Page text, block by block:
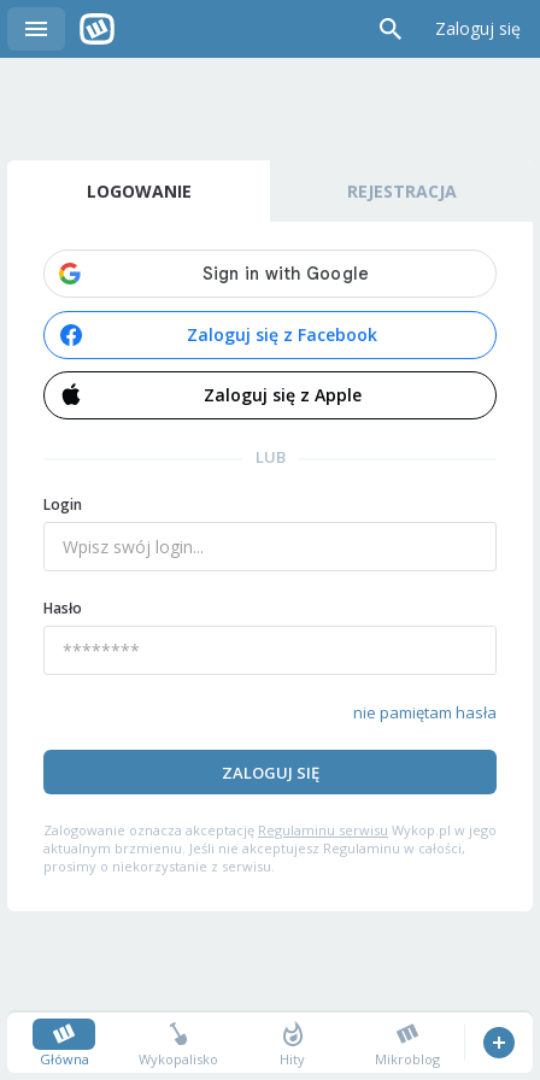
Zaloguj się
LOGOWANIE REJESTRACJA
Zaloguj się z Facebook
Zaloguj się z Apple
LUB
Login
Hasło
nie pamiętam hasła
ZALOGUJ SIĘ
Zalogowanie oznacza akceptację Regulaminu serwisu Wykop.pl w jego
aktualnym brzmieniu. Jeśli nie akceptujesz Regulaminu w całości,
prosimy o niekorzystanie z serwisu.
Główna Wykopalisko Hity Mikroblog